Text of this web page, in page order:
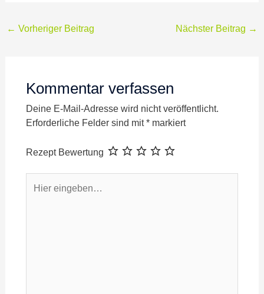
← Vorheriger Beitrag Nächster Beitrag →
Kommentar verfassen
Deine E-Mail-Adresse wird nicht veröffentlicht.
Erforderliche Felder sind mit*markiert
Rezept Bewertung
eingeben…